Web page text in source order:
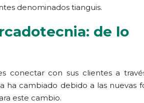
denominados tianguis.
de lo
conectar con sus clientes a
ha cambiado debido a las nuevas
este cambio.